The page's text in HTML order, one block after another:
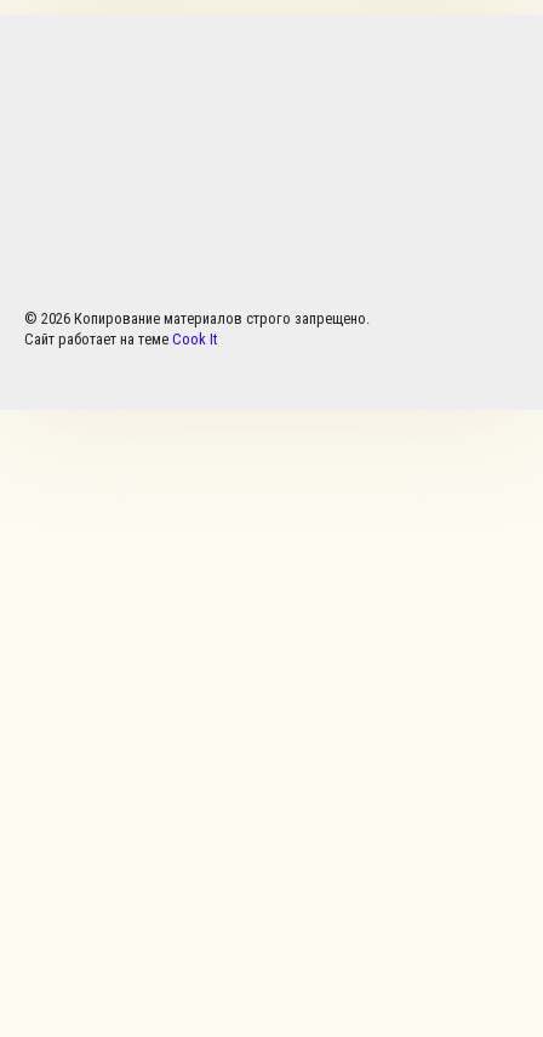
© 2026 Копирование материалов строго запрещено.
Сайт работает на теме Cook It